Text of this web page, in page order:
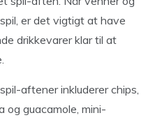
er det vigtigt at have
drikkevarer klar til at
aftener inkluderer chips,
og guacamole, mini-